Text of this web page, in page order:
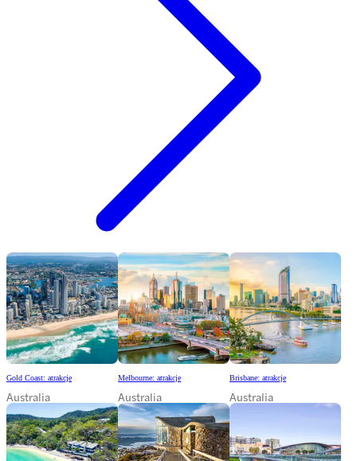
Gold Coast: atrakcje
Australia
Melbourne: atrakcje
Australia
Brisbane: atrakcje
Australia